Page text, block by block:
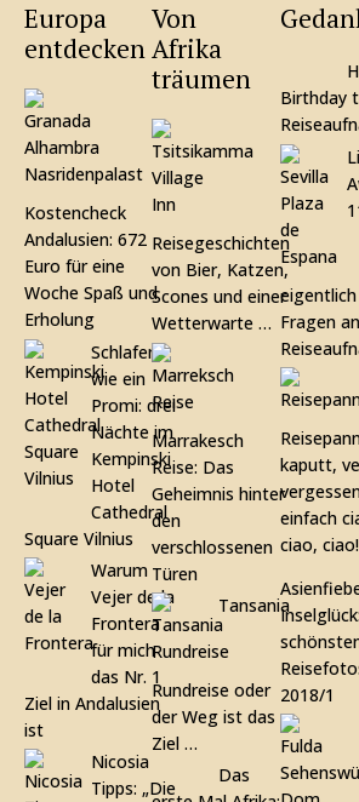
Europa
entdecken
Kostencheck
Andalusien: 672
Euro für eine
Woche Spaß und
Erholung
Schlafen
wie ein
Promi: drei
Nächte im
Kempinski
Hotel
Cathedral
Square Vilnius
Warum
Vejer de la
Frontera
für mich
das Nr. 1
Ziel in Andalusien
ist
Nicosia
Tipps: „Die
Von
Afrika
träumen
Reisegeschichten
von Bier, Katzen,
Scones und einer
Wetterwarte …
Marrakesch
Reise: Das
Geheimnis hinter
den
verschlossenen
Türen
Tansania
Rundreise oder
der Weg ist das
Ziel …
Das
Birthday
Fragen an
kaputt,
einfach
ciao, ciao!
2018/1